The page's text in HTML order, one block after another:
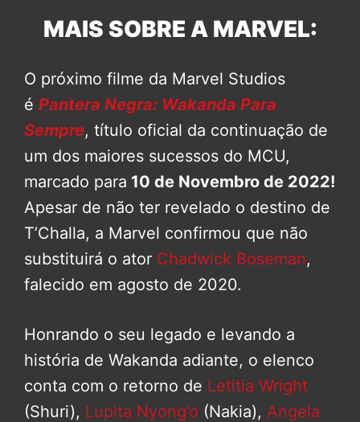
MAIS SOBRE A MARVEL:
O próximo filme da Marvel Studios
é Pantera Negra: Wakanda Para
Sempre, título oficial da continuação de
um dos maiores sucessos do MCU,
marcado para 10 de Novembro de 2022!
Apesar de não ter revelado o destino de
T’Challa, a Marvel confirmou que não
substituirá o ator Chadwick Boseman,
falecido em agosto de 2020.
Honrando o seu legado e levando a
história de Wakanda adiante, o elenco
conta com o retorno de Letitia Wright
(Shuri), Lupita Nyong’o (Nakia), Angela